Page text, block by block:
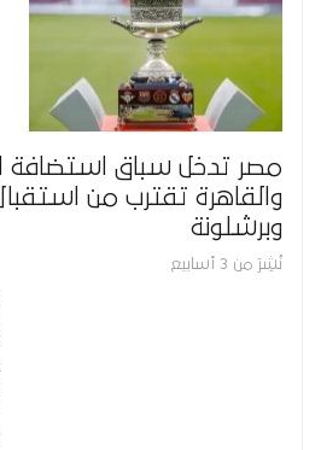
مصر تدخل سباق استضافة
والقاهرة تقترب من
وبرشلونة
نُشِرَ من 3 أسابيع